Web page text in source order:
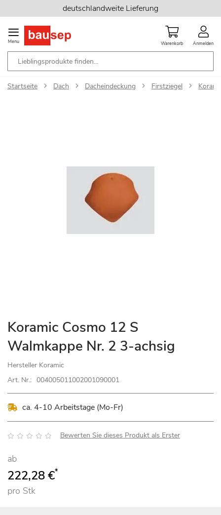
Inhalt
springen
deutschlandweite Lieferung
Menu Warenkorb Anmelden
Startseite Dach Dacheindeckung Firstziegel
Zum
Anfang
der
springen
Koramic Cosmo 12 S
Walmkappe Nr. 2 3-achsig
Hersteller Koramic
Art. Nr.: 004005011002001090001
ca. 4-10 Arbeitstage (Mo-Fr)
Bewertung: Bewerten Sie dieses Produkt als Erster
ab
222,28 €*
pro Stk